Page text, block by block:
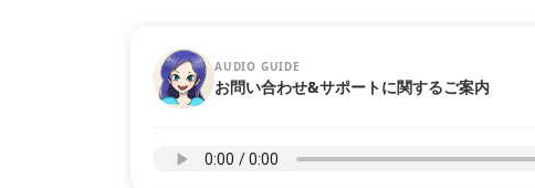
AUDIO GUIDE
お問い合わせ&サポートに関するご案内